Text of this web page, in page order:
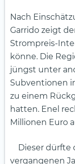
Nach
Garrido zeigt
Strompreis-
könne. Die
jüngst unter
Subventionen
zu einem
hatten. Enel
Millionen Euro
Dieser dürfte
vergangenen